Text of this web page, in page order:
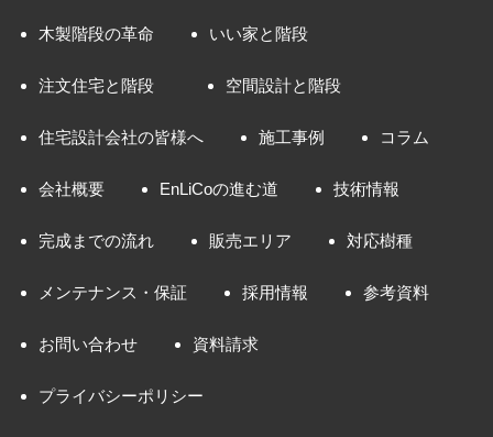
木製階段の革命 いい家と階段
注文住宅と階段 空間設計と階段
住宅設計会社の皆様へ 施工事例 コラム
会社概要 EnLiCoの進む道 技術情報
完成までの流れ 販売エリア 対応樹種
メンテナンス・保証 採用情報 参考資料
お問い合わせ 資料請求
プライバシーポリシー